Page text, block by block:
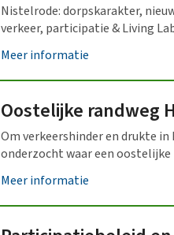
Nistelrode: dorpskarakter,
verkeer, participatie & Living
Meer informatie
Oostelijke randweg
Om verkeershinder en drukte
onderzocht waar een
Meer informatie